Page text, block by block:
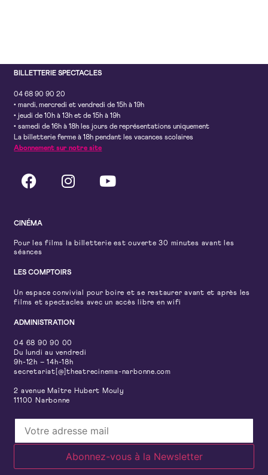
BILLETTERIE SPECTACLES
04 68 90 90 20
• mardi, mercredi et vendredi de 15h à 19h
• jeudi de 10h à 13h et de 15h à 19h
• samedi de 16h à 18h les jours de représentations uniquement
La billetterie ferme à 18h pendant les vacances scolaires
Abonnement sur notre site
CINÉMA
Pour les films la billetterie est ouverte 30 minutes avant les
séances
LES COMPTOIRS
Un espace convivial pour boire et se restaurer avant et après les
films et spectacles avec un accès libre en wifi
ADMINISTRATION
04 68 90 90 00
Du lundi au vendredi
9h-12h – 14h-18h
secretariat[@]theatrecinema-narbonne.com
2 avenue Maître Hubert Mouly
11100 Narbonne